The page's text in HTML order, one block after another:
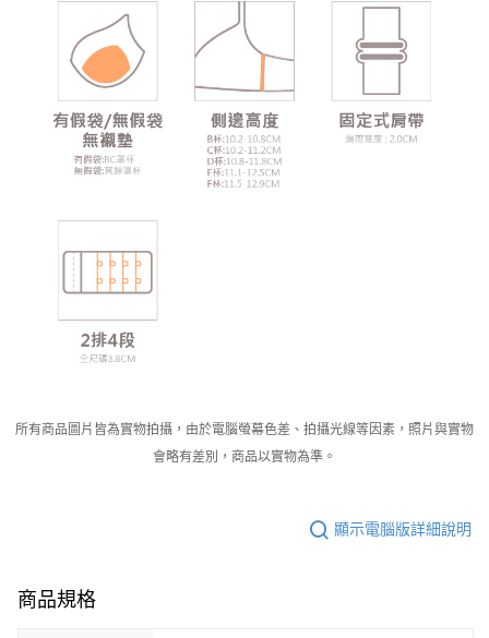
所有商品圖片皆為實物拍攝，由於電腦螢幕色差、拍攝光線等因素，照片與實物
會略有差別，商品以實物為準。
顯示電腦版詳細說明
商品規格